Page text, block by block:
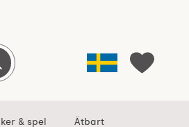
Sverige Mina favoriter
sökning
& spel Ätbart